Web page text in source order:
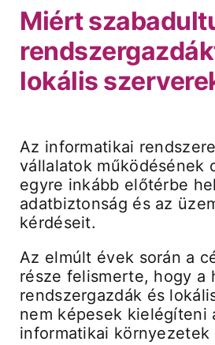
Árak és vásárlás
Támogatás
Miért
lokális
Az informatikai
vállalatok működésének
egyre inkább előtérbe
adatbiztonság és az
kérdéseit.
Az elmúlt évek során a
része felismerte, hogy a
rendszergazdák és
nem képesek kielégíteni
informatikai környezetek